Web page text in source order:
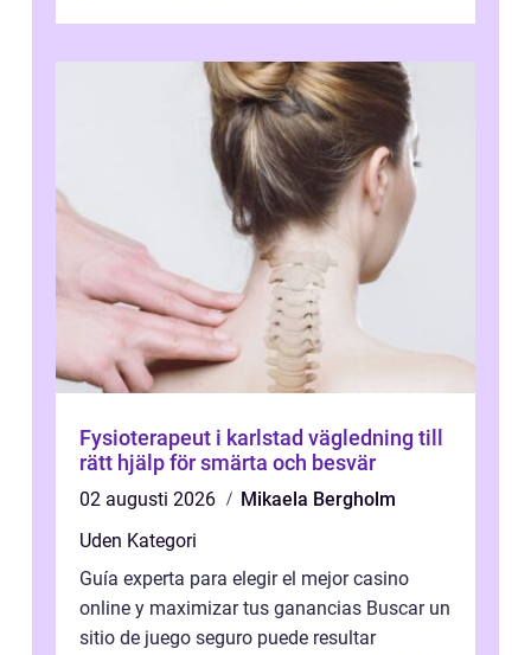
Fysioterapeut i karlstad vägledning till
rätt hjälp för smärta och besvär
02 augusti 2026
Mikaela Bergholm
Uden Kategori
Guía experta para elegir el mejor casino
online y maximizar tus ganancias Buscar un
sitio de juego seguro puede resultar